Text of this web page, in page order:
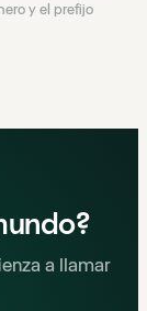
y el prefijo
a llamar